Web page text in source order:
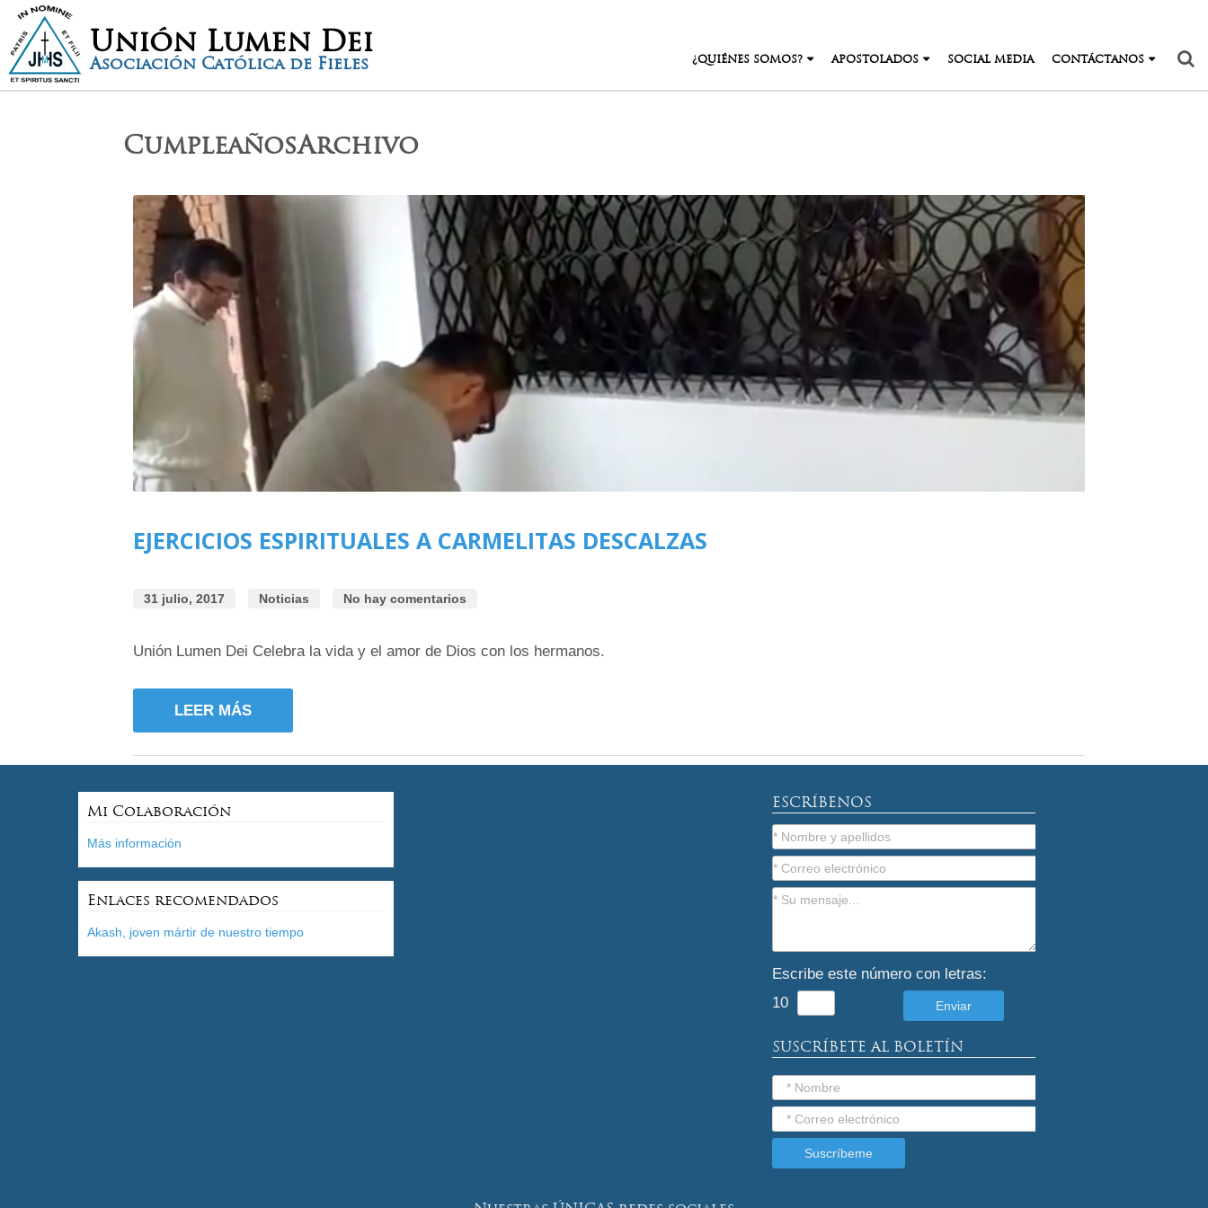
Unión Lumen Dei
Asociación Católica de Fieles ¿QUIÉNES SOMOS? APOSTOLADOS SOCIAL MEDIA CONTÁCTANOS
CumpleañosArchivo
EJERCICIOS ESPIRITUALES A CARMELITAS DESCALZAS
31 julio, 2017 Noticias No hay comentarios
Unión Lumen Dei Celebra la vida y el amor de Dios con los hermanos.
LEER MÁS
Mi Colaboración
Más información
Enlaces recomendados
Akash, joven mártir de nuestro tiempo
ESCRÍBENOS
Escribe este número con letras:
10
SUSCRÍBETE AL BOLETÍN